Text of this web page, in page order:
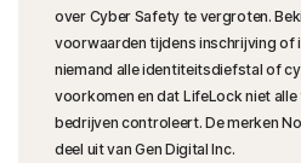
over Cyber Safety te vergroten.
voorwaarden tijdens inschrijving of
niemand alle identiteitsdiefstal of
voorkomen en dat LifeLock niet
bedrijven controleert. De merken
deel uit van Gen Digital Inc.